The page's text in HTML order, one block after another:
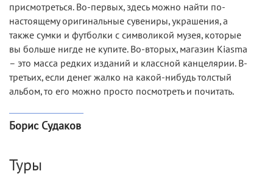
присмотреться. Во-первых, здесь можно найти по-
настоящему оригинальные сувениры, украшения, а
также сумки и футболки с символикой музея, которые
вы больше нигде не купите. Во-вторых, магазин Kiasma
– это масса редких изданий и классной канцелярии. В-
третьих, если денег жалко на какой-нибудь толстый
альбом, то его можно просто посмотреть и почитать.
Борис Судаков
Туры